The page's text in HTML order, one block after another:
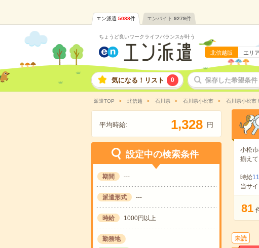
エン派遣 5088件 エンバイト 9279件
ちょうど良いワークライフバランスが叶う
北信越版 エリ
気になる！リスト 0 保存した希望条件
派遣TOP 北信越 石川県 石川県小松市 石川県小松市
平均時給: 1,328 円
設定中の検索条件
期間 ---
派遣形式 ---
時給 1000円以上
勤務地
小松
揃えて
時給
当サ
81
未読